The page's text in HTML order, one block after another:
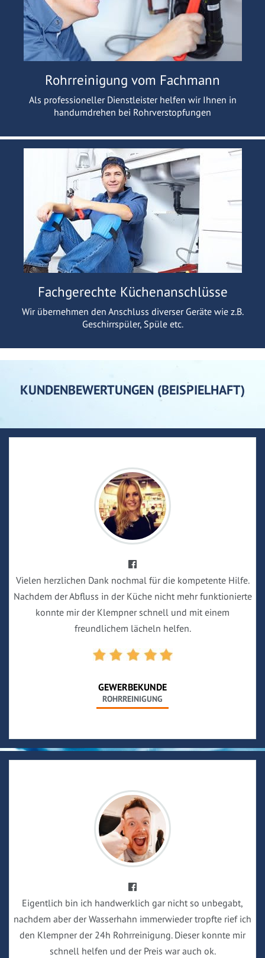
Rohrreinigung vom Fachmann
Als professioneller Dienstleister helfen wir Ihnen in
handumdrehen bei Rohrverstopfungen
Fachgerechte Küchenanschlüsse
Wir übernehmen den Anschluss diverser Geräte wie z.B.
Geschirrspüler, Spüle etc.
KUNDENBEWERTUNGEN (BEISPIELHAFT)
Vielen herzlichen Dank nochmal für die kompetente Hilfe.
Nachdem der Abfluss in der Küche nicht mehr funktionierte
konnte mir der Klempner schnell und mit einem
freundlichem lächeln helfen.
GEWERBEKUNDE
ROHRREINIGUNG
Eigentlich bin ich handwerklich gar nicht so unbegabt,
nachdem aber der Wasserhahn immerwieder tropfte rief ich
den Klempner der 24h Rohrreinigung. Dieser konnte mir
schnell helfen und der Preis war auch ok.